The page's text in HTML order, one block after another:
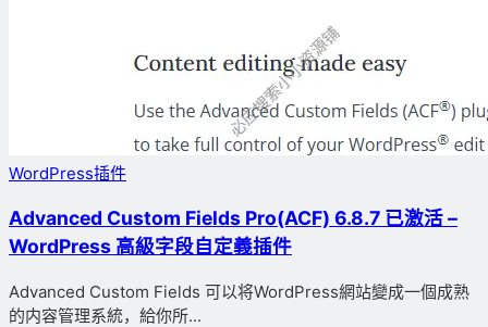
WordPress插件
Advanced Custom Fields Pro(ACF) 6.8.7 已激活 –
WordPress 高級字段自定義插件
Advanced Custom Fields 可以将WordPress網站變成一個成熟
的内容管理系統，給你所...